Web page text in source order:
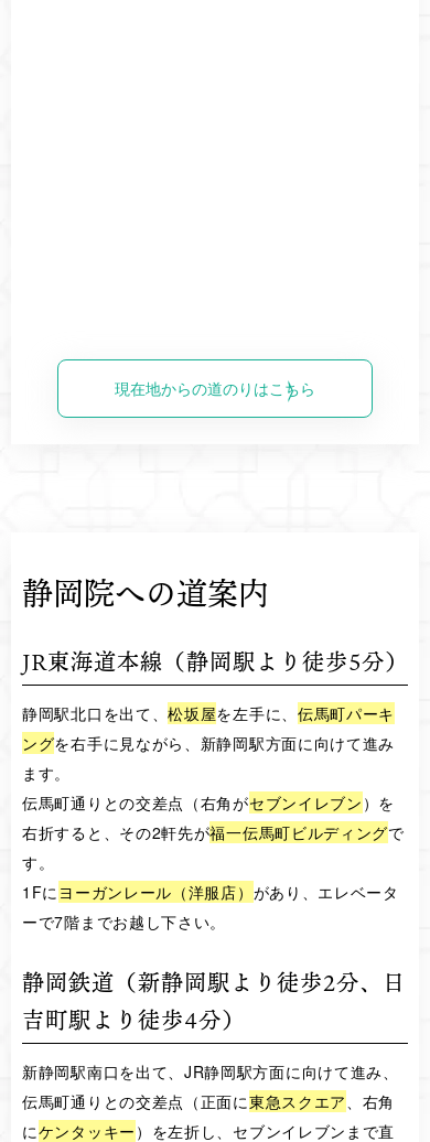
現在地からの道のりはこちら
静岡院への道案内
JR東海道本線（静岡駅より徒歩5分）
静岡駅北口を出て、松坂屋を左手に、 伝馬町パーキ
ングを右手に見ながら、新静岡駅方面に向けて進み
ます。
伝馬町通りとの交差点（右角がセブンイレブン ）を
右折すると、その2軒先が福一伝馬町ビルディングで
す。
1Fに ヨーガンレール（洋服店） があり、エレベータ
ーで7階までお越し下さい。
静岡鉄道（新静岡駅より徒歩2分、日
吉町駅より徒歩4分）
新静岡駅南口を出て、JR静岡駅方面に向けて進み、
伝馬町通りとの交差点（正面に東急スクエア、右角
にケンタッキー ）を左折し、セブンイレブンまで直